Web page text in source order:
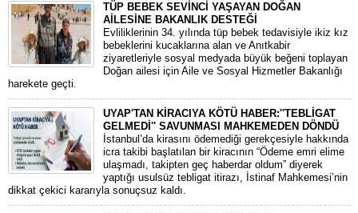
TÜP BEBEK SEVİNCİ YAŞAYAN DOĞAN
AİLESİNE BAKANLIK DESTEĞİ
​Evliliklerinin 34. yılında tüp bebek tedavisiyle ikiz kız
bebeklerini kucaklarına alan ve Anıtkabir
ziyaretleriyle sosyal medyada büyük beğeni toplayan
Doğan ailesi için Aile ve Sosyal Hizmetler Bakanlığı
harekete geçti.
UYAP'TAN KİRACIYA KÖTÜ HABER:''TEBLİGAT
GELMEDİ'' SAVUNMASI MAHKEMEDEN DÖNDÜ
​İstanbul’da kirasını ödemediği gerekçesiyle hakkında
icra takibi başlatılan bir kiracının “Ödeme emri elime
ulaşmadı, takipten geç haberdar oldum” diyerek
yaptığı usulsüz tebligat itirazı, İstinaf Mahkemesi’nin
dikkat çekici kararıyla sonuçsuz kaldı.